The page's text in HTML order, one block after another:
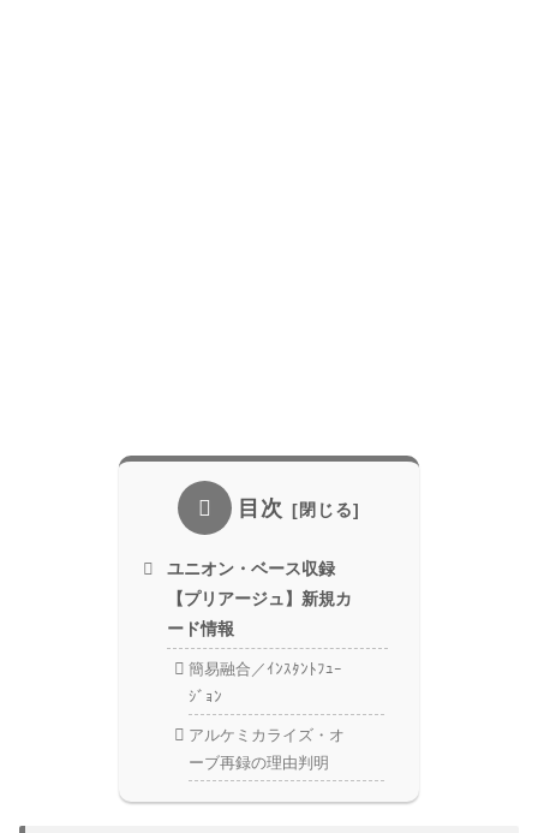
目次
ユニオン・ベース収録
【プリアージュ】新規カ
ード情報
簡易融合／ｲﾝｽﾀﾝﾄﾌｭｰ
ｼﾞｮﾝ
アルケミカライズ・オ
ーブ再録の理由判明